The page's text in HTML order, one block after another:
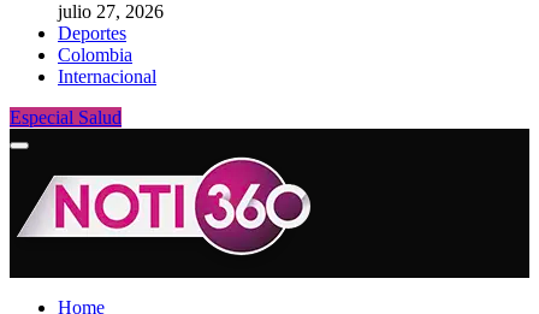
julio 27, 2026
Deportes
Colombia
Internacional
Especial Salud
Home